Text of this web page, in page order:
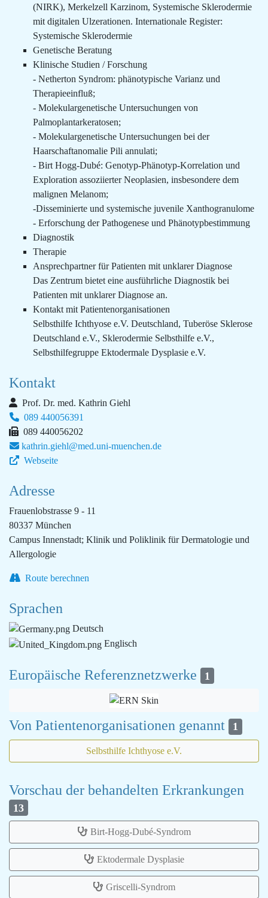
(NIRK), Merkelzell Karzinom, Systemische Sklerodermie
mit digitalen Ulzerationen. Internationale Register:
Systemische Sklerodermie
Genetische Beratung
Klinische Studien / Forschung
- Netherton Syndrom: phänotypische Varianz und
Therapieeinfluß;
- Molekulargenetische Untersuchungen von
Palmoplantarkeratosen;
- Molekulargenetische Untersuchungen bei der
Haarschaftanomalie Pili annulati;
- Birt Hogg-Dubé: Genotyp-Phänotyp-Korrelation und
Exploration assoziierter Neoplasien, insbesondere dem
malignen Melanom;
-Disseminierte und systemische juvenile Xanthogranulome
- Erforschung der Pathogenese und Phänotypbestimmung
Diagnostik
Therapie
Ansprechpartner für Patienten mit unklarer Diagnose
Das Zentrum bietet eine ausführliche Diagnostik bei
Patienten mit unklarer Diagnose an.
Kontakt mit Patientenorganisationen
Selbsthilfe Ichthyose e.V. Deutschland, Tuberöse Sklerose
Deutschland e.V., Sklerodermie Selbsthilfe e.V.,
Selbsthilfegruppe Ektodermale Dysplasie e.V.
Kontakt
Prof. Dr. med. Kathrin Giehl
089 440056391
089 440056202
kathrin.giehl@med.uni-muenchen.de
Webseite
Adresse
Frauenlobstrasse 9 - 11
80337 München
Campus Innenstadt; Klinik und Poliklinik für Dermatologie und
Allergologie
Route berechnen
Sprachen
Deutsch
Englisch
Europäische Referenznetzwerke 1
Von Patientenorganisationen genannt 1
Selbsthilfe Ichthyose e.V.
Vorschau der behandelten Erkrankungen
13
Birt-Hogg-Dubé-Syndrom
Ektodermale Dysplasie
Griscelli-Syndrom